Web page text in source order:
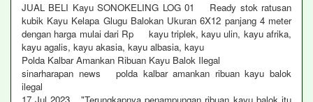
JUAL BELI Kayu SONOKELING LOG 01 Ready stok ratusan
kubik Kayu Kelapa Glugu Balokan Ukuran 6X12 panjang 4 meter
dengan harga mulai dari Rp kayu triplek, kayu ulin, kayu afrika,
kayu agalis, kayu akasia, kayu albasia, kayu
Polda Kalbar Amankan Ribuan Kayu Balok Ilegal
sinarharapan news polda kalbar amankan ribuan kayu balok
ilegal